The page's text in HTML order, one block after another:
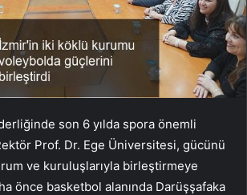
son 6 yılda spora önemli
Prof. Dr. Ege Üniversitesi, gücünü
ve kuruluşlarıyla birleştirmeye
önce basketbol alanında Darüşşafaka